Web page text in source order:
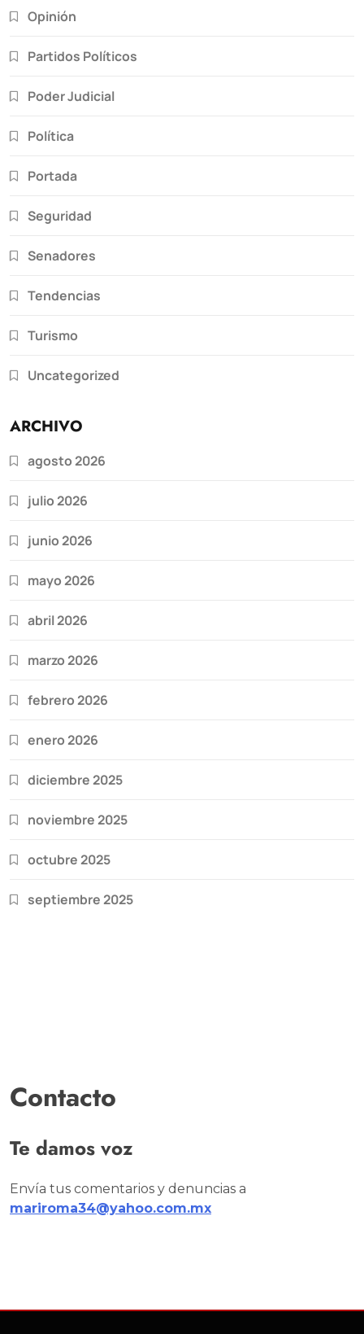
Opinión
Partidos Políticos
Poder Judicial
Política
Portada
Seguridad
Senadores
Tendencias
Turismo
Uncategorized
ARCHIVO
agosto 2026
julio 2026
junio 2026
mayo 2026
abril 2026
marzo 2026
febrero 2026
enero 2026
diciembre 2025
noviembre 2025
octubre 2025
septiembre 2025
Contacto
Te damos voz
Envía tus comentarios y denuncias a
mariroma34@yahoo.com.mx